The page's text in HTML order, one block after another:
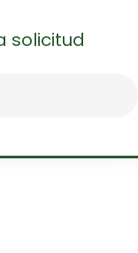
solicitud